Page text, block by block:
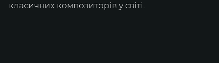
класичних композиторів у світі.